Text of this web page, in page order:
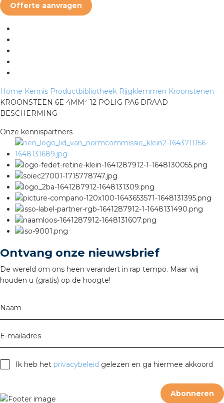
Offerte aanvragen
Home Kennis Productbibliotheek Rijgklemmen Kroonstenen
KROONSTEEN 6E 4MM² 12 POLIG PA6 DRAAD
BESCHERMING
Onze kennispartners
Ontvang onze nieuwsbrief
De wereld om ons heen verandert in rap tempo. Maar wij
houden u (gratis) op de hoogte!
Naam
E-mailadres
Ik heb het privacybeleid gelezen en ga hiermee akkoord
Abonneren
waarde
groothandels